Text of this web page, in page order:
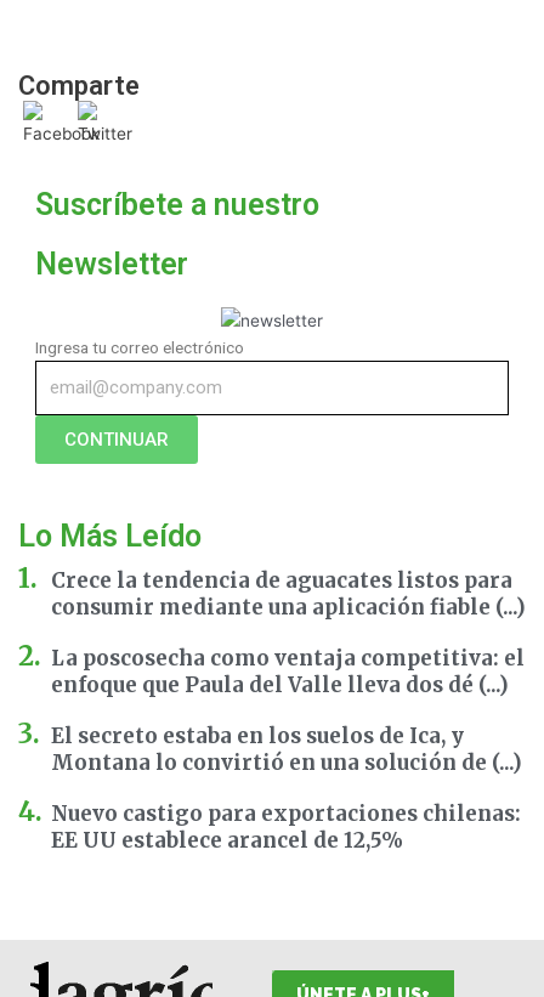
Comparte
Suscríbete a nuestro
Newsletter
Ingresa tu correo electrónico
CONTINUAR
Lo Más Leído
Crece la tendencia de aguacates listos para
consumir mediante una aplicación fiable (...)
La poscosecha como ventaja competitiva: el
enfoque que Paula del Valle lleva dos dé (...)
El secreto estaba en los suelos de Ica, y
Montana lo convirtió en una solución de (...)
Nuevo castigo para exportaciones chilenas:
EE UU establece arancel de 12,5%